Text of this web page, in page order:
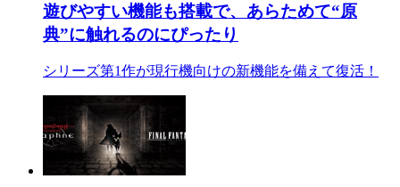
遊びやすい機能も搭載で、あらためて“原
典”に触れるのにぴったり
シリーズ第1作が現行機向けの新機能を備えて復活！